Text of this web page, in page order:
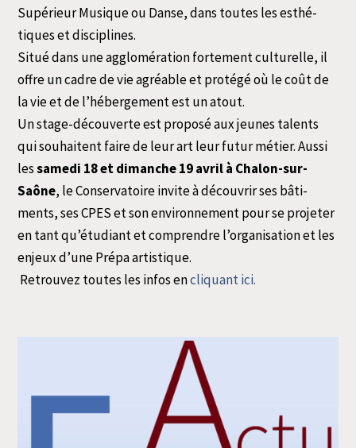
Supérieur Musique ou Danse, dans toutes les esthé­
tiques et disciplines.
Situé dans une agglo­mé­ra­tion for­te­ment cultu­relle, il
offre un cadre de vie agréable et pro­té­gé où le coût de
la vie et de l’hé­ber­ge­ment est un atout.
Un stage-décou­verte est pro­po­sé aux jeunes talents
qui sou­haitent faire de leur art leur futur métier. Aussi
les same­di 18 et dimanche 19 avril à Chalon-sur-
Saône, le Conservatoire invite à décou­vrir ses bâti­
ments, ses CPES et son envi­ron­ne­ment pour se pro­je­ter
en tant qu’é­tu­diant et com­prendre l’or­ga­ni­sa­tion et les
enjeux d’une Prépa artistique.
Retrouvez toutes les infos encli­quantici.